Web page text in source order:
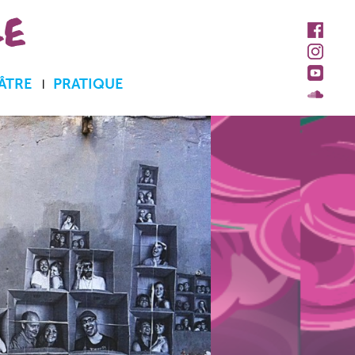
PRATIQUE
Accueil et billetterie
Abonnements et tarifs
Accès personne à
mobilité réduite
Contacts
Espace pro